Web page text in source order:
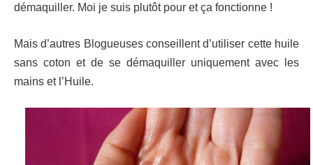
démaquiller. Moi je suis plutôt pour et ça fonctionne !
Mais d’autres Blogueuses conseillent d’utiliser cette huile
sans coton et de se démaquiller uniquement avec les
mains et l’Huile.